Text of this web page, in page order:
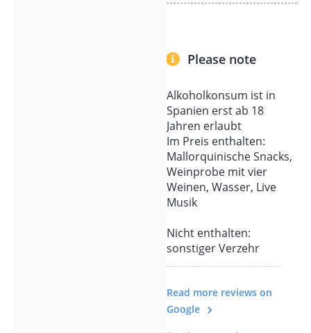
Glas Wein. Nach einem
Rundgang über das
Führung durch den
Weinkeller genießen Sie
mallorquinische
Spezialitäten bei einer
umfangreichen
Weinprobe.
In den zauberhaften
Strahlen des
Sonnenuntergangs zeigt
den hellen
Sternenbildern, die in
Please note
Alkoholkonsum ist in
Spanien erst ab 18
Jahren erlaubt
Im Preis enthalten:
Mallorquinische Snacks,
Weinprobe mit vier
Weinen, Wasser, Live
Musik
Nicht enthalten:
sonstiger Verzehr
Read more reviews on
Google